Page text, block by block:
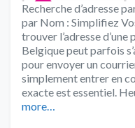
Recherche d’adresse
par Nom : Simplifiez
trouver l’adresse d’une
Belgique peut parfois
pour envoyer un
simplement entrer en
exacte est essentiel.
more…